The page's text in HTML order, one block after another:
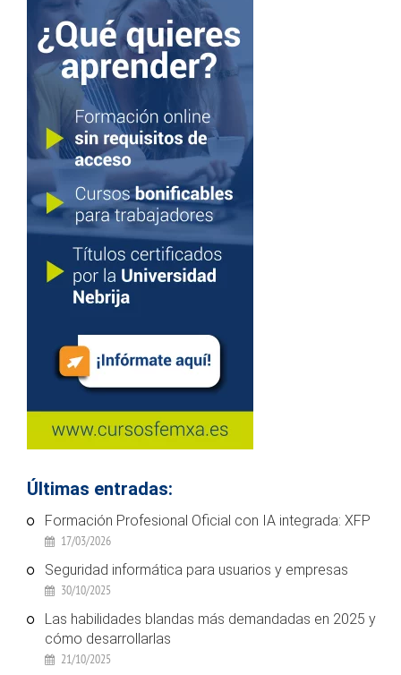
Últimas entradas:
Formación Profesional Oficial con IA integrada: XFP
17/03/2026
Seguridad informática para usuarios y empresas
30/10/2025
Las habilidades blandas más demandadas en 2025 y
cómo desarrollarlas
21/10/2025